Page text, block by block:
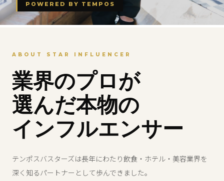
POWERED BY TEMPOS
ABOUT STAR INFLUENCER
業界のプロが
選んだ本物の
インフルエンサー
テンポスバスターズは長年にわたり飲食・ホテル・美容業界を
深く知るパートナーとして歩んできました。